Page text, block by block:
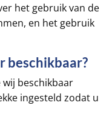
het gebruik van de
en het gebruik
beschikbaar?
beschikbaar
ingesteld zodat u